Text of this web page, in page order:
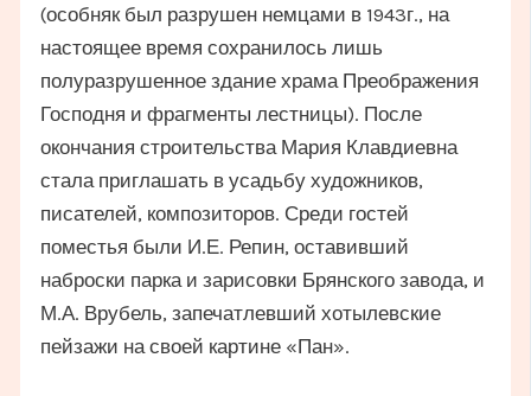
(особняк был разрушен немцами в 1943г., на
настоящее время сохранилось лишь
полуразрушенное здание храма Преображения
Господня и фрагменты лестницы). После
окончания строительства Мария Клавдиевна
стала приглашать в усадьбу художников,
писателей, композиторов. Среди гостей
поместья были И.Е. Репин, оставивший
наброски парка и зарисовки Брянского завода, и
М.А. Врубель, запечатлевший хотылевские
пейзажи на своей картине «Пан».